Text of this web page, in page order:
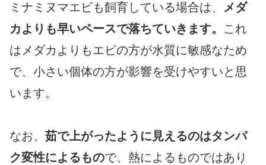
ミナミヌマエビも飼育している場合は、 メダ
カよりも早いペースで落ちていきます。 これ
はメダカよりもエビの方が水質に敏感なため
で、小さい個体の方が影響を受けやすいと思
います。
なお、 茹で上がったように見えるのはタンパ
ク変性によるもので、熱によるものではあり